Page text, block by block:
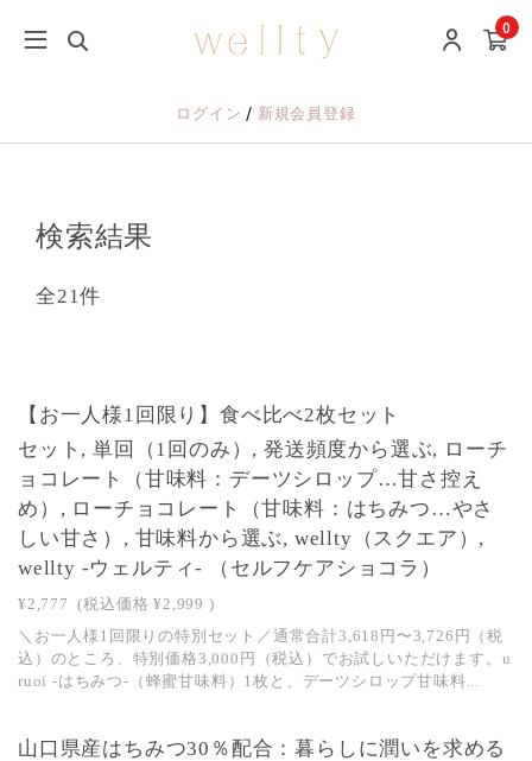
0
ログイン/ 新規会員登録
検索結果
全21件
【お一人様1回限り】食べ比べ2枚セット
セット, 単回（1回のみ）, 発送頻度から選ぶ, ローチ
ョコレート（甘味料：デーツシロップ…甘さ控え
め）, ローチョコレート（甘味料：はちみつ…やさ
しい甘さ）, 甘味料から選ぶ, wellty（スクエア）,
wellty -ウェルティ- （セルフケアショコラ）
¥2,777 (税込価格 ¥2,999 )
＼お一人様1回限りの特別セット／通常合計3,618円〜3,726円（税
込）のところ、特別価格3,000円（税込）でお試しいただけます。u
ruoi -はちみつ-（蜂蜜甘味料）1枚と、デーツシロップ甘味料...
山口県産はちみつ30％配合：暮らしに潤いを求める